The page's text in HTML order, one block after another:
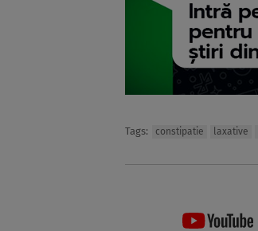
Tags: constipatie laxative